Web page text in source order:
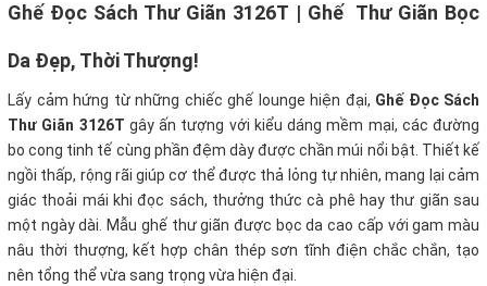
Ghế Đọc Sách Thư Giãn 3126T | Ghế Thư Giãn Bọc
Da Đẹp, Thời Thượng!
Lấy cảm hứng từ những chiếc ghế lounge hiện đại, Ghế Đọc Sách
Thư Giãn 3126T gây ấn tượng với kiểu dáng mềm mại, các đường
bo cong tinh tế cùng phần đệm dày được chần múi nổi bật. Thiết kế
ngồi thấp, rộng rãi giúp cơ thể được thả lỏng tự nhiên, mang lại cảm
giác thoải mái khi đọc sách, thưởng thức cà phê hay thư giãn sau
một ngày dài. Mẫu ghế thư giãn được bọc da cao cấp với gam màu
nâu thời thượng, kết hợp chân thép sơn tĩnh điện chắc chắn, tạo
nên tổng thể vừa sang trọng vừa hiện đại.